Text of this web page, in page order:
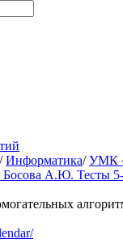
/ Информатика/ УМК
А.Ю. Тесты 5-